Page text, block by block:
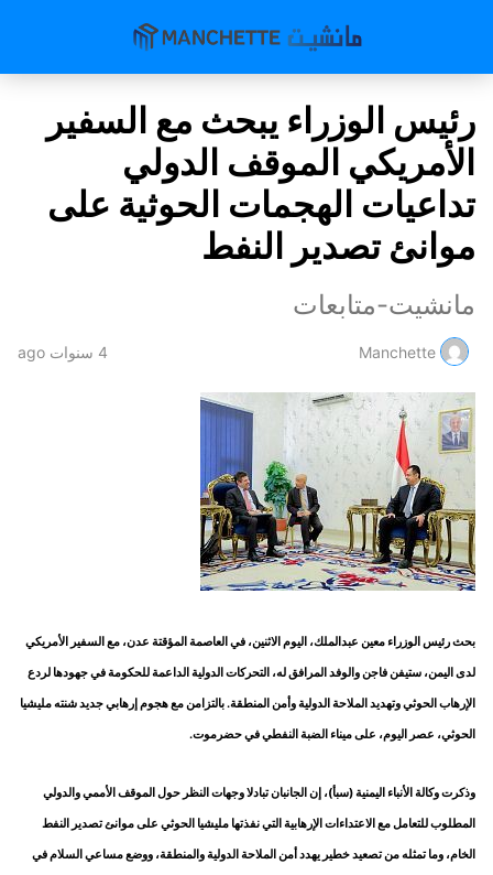
رئيس الوزراء يبحث مع السفير
الأمريكي الموقف الدولي
تداعيات الهجمات الحوثية على
موانئ تصدير النفط
مانشيت-متابعات
Manchette 4 سنوات ago
بحث رئيس الوزراء معين عبدالملك، اليوم الاثنين، في العاصمة المؤقتة عدن، مع السفير الأمريكي
لدى اليمن، ستيفن فاجن والوفد المرافق له، التحركات الدولية الداعمة للحكومة في جهودها لردع
الإرهاب الحوثي وتهديد الملاحة الدولية وأمن المنطقة. بالتزامن مع هجوم إرهابي جديد شنته مليشيا
الحوثي، عصر اليوم، على ميناء الضبة النفطي في حضرموت.
وذكرت وكالة الأنباء اليمنية (سبأ)، إن الجانبان تبادلا وجهات النظر حول الموقف الأممي والدولي
المطلوب للتعامل مع الاعتداءات الإرهابية التي نفذتها مليشيا الحوثي على موانئ تصدير النفط
الخام، وما تمثله من تصعيد خطير يهدد أمن الملاحة الدولية والمنطقة، ووضع مساعي السلام في